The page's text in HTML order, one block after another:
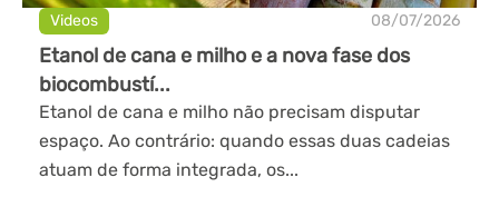
Videos 08/07/2026
Etanol de cana e milho e a nova fase dos
biocombustí...
Etanol de cana e milho não precisam disputar
espaço. Ao contrário: quando essas duas cadeias
atuam de forma integrada, os...